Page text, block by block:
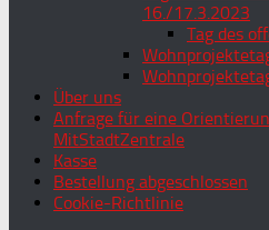
16./17.3.2023
Tag des
Über uns
Anfrage für eine
MitStadtZentrale
Kasse
Bestellung abgeschlossen
Cookie-Richtlinie